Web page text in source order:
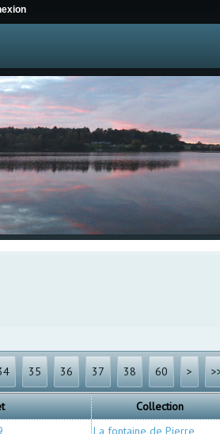
35 36 37 38 60 >
Collection
La fontaine de Pierre